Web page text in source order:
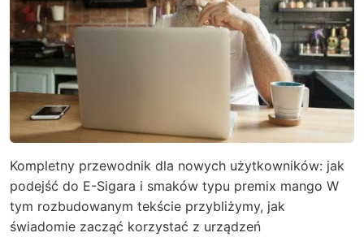
Kompletny przewodnik dla nowych użytkowników: jak
podejść do E-Sigara i smaków typu premix mango W
tym rozbudowanym tekście przybliżymy, jak
świadomie zacząć korzystać z urządzeń